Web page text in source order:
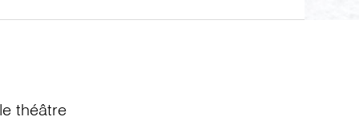
théâtre